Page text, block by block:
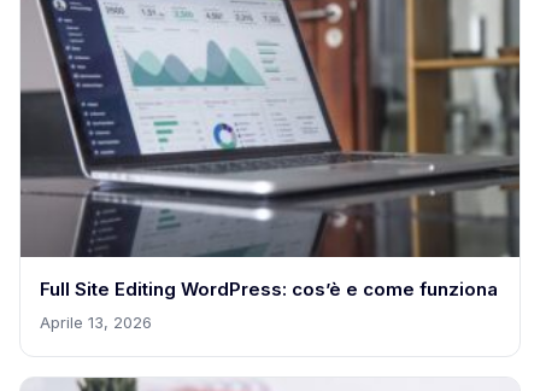
Full Site Editing WordPress: cos’è e come funziona
Aprile 13, 2026